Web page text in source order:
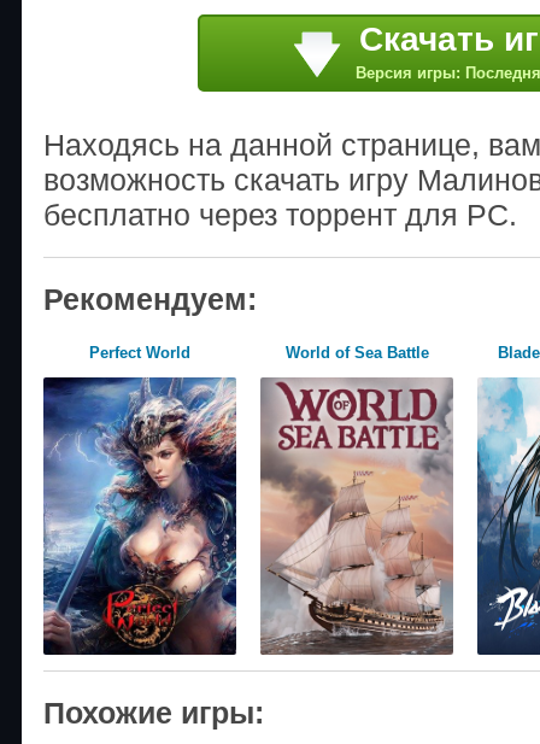
Скачать
Версия игры:
Находясь на данной странице,
возможность скачать игру
бесплатно через торрент для PC.
Рекомендуем:
Perfect World World of Sea Battle
Похожие игры: